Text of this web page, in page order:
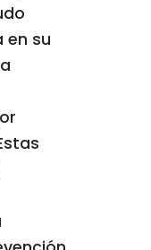
en su